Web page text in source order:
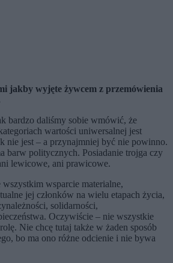
jakby wyjęte żywcem z przemówienia
bardzo daliśmy sobie wmówić, że
wartości uniwersalnej jest
nie jest – a przynajmniej być nie powinno.
barw politycznych. Posiadanie trojga czy
lewicowe, ani prawicowe.
wsparcie materialne,
jej członków na wielu etapach życia,
solidarności,
Oczywiście – nie wszystkie
Nie chcę tutaj także w żaden sposób
bo ma ono różne odcienie i nie bywa